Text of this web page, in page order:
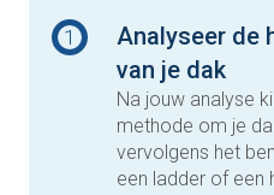
1
Analyseer de
van je dak
Na jouw analyse
methode om je
vervolgens het
een ladder of een